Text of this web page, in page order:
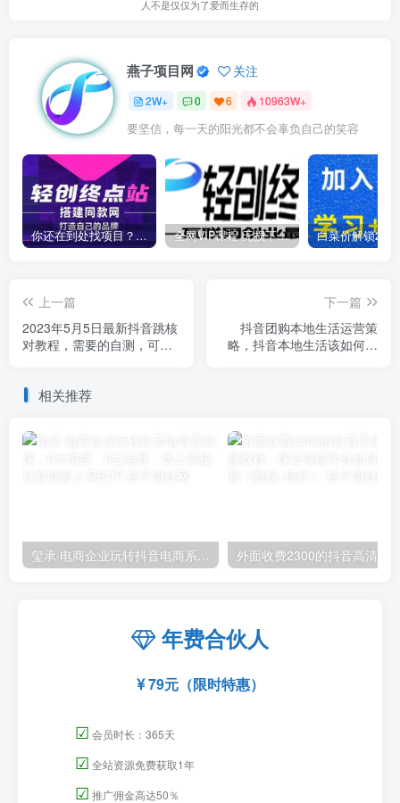
人不是仅仅为了爱而生存的
燕子项目网 关注
2W+ 0 6 10963W+
要坚信，每一天的阳光都不会辜负自己的笑容
你还在到处找项目？还在当韭菜？我靠卖项目一个月收入5万+，曾经我也是个失败者。 全网VIP课程 无损下载~
上一篇
2023年5月5日最新抖音跳核
对教程，需要的自测，可自
下一篇
抖音团购本地生活运营策
略，抖音本地生活该如何破
相关推荐
玺承·电商企业玩转抖音电商系列课，6大维度，6位老师，线上揭秘抖音商家入局SOP
年费合伙人
79元（限时特惠）
☑ 会员时长：365天
☑ 全站资源免费获取1年
☑ 推广佣金高达50％